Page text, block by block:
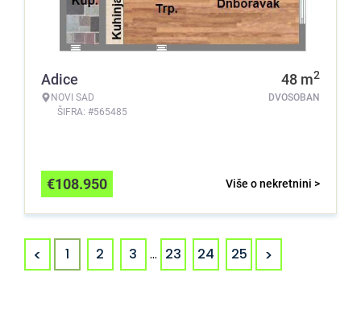
Adice
NOVI SAD
ŠIFRA: #565485
48 m2
DVOSOBAN
Više o nekretnini >
€108.950
< 1 2 3 ... 23 24 25 >